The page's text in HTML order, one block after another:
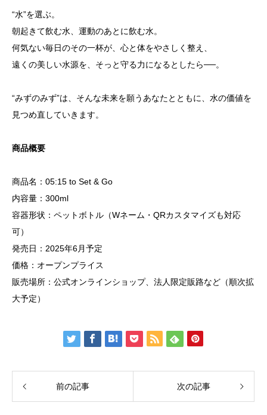
“水”を選ぶ。
朝起きて飲む水、運動のあとに飲む水。
何気ない毎日のその一杯が、心と体をやさしく整え、
遠くの美しい水源を、そっと守る力になるとしたら──。
“みずのみず”は、そんな未来を願うあなたとともに、水の価値を
見つめ直していきます。
商品概要
商品名：05:15 to Set & Go
内容量：300ml
容器形状：ペットボトル（Wネーム・QRカスタマイズも対応
可）
発売日：2025年6月予定
価格：オープンプライス
販売場所：公式オンラインショップ、法人限定販路など（順次拡
大予定）
前の記事 次の記事